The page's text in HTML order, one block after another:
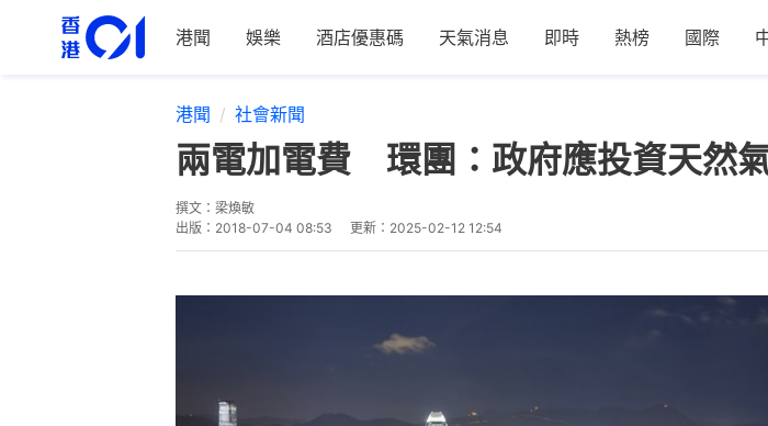
港聞 娛樂 酒店優惠碼 天氣消息 即時 熱榜 國際
港聞 社會新聞
兩電加電費 環團：政府應投資天然
撰文： 梁煥敏
出版： 2018-07-04 08:53 更新： 2025-02-12 12:54